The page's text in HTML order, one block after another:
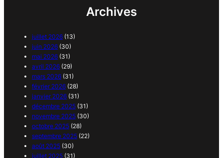
Archives
juillet 2026 (13)
juin 2026 (30)
mai 2026 (31)
avril 2026 (29)
mars 2026 (31)
février 2026 (28)
janvier 2026 (31)
décembre 2025 (31)
novembre 2025 (30)
octobre 2025 (28)
septembre 2025 (22)
août 2025 (30)
juillet 2025 (31)